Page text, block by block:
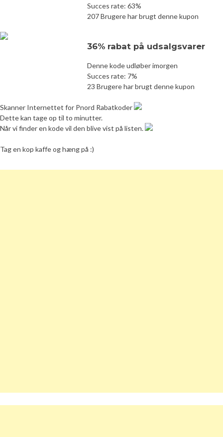
Succes rate: 63%
207 Brugere har brugt denne kupon
36% rabat på udsalgsvarer
Denne kode udløber imorgen
Succes rate: 7%
23 Brugere har brugt denne kupon
Skanner Internettet for Pnord Rabatkoder
Dette kan tage op til to minutter.
Når vi finder en kode vil den blive vist på listen.
Tag en kop kaffe og hæng på :)